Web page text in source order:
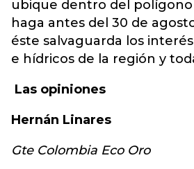
ubique dentro del
haga antes del 30 de
éste salvaguarda los
e hídricos de la región y
Las opiniones
Hernán Linares
Gte Colombia Eco Oro